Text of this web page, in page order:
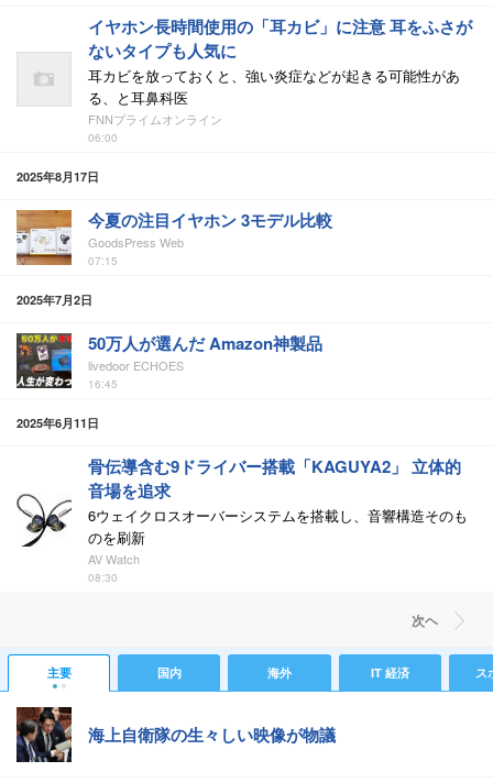
イヤホン長時間使用の「耳カビ」に注意 耳をふさが
ないタイプも人気に
耳カビを放っておくと、強い炎症などが起きる可能性があ
る、と耳鼻科医
FNNプライムオンライン
06:00
2025年8月17日
今夏の注目イヤホン 3モデル比較
GoodsPress Web
07:15
2025年7月2日
50万人が選んだ Amazon神製品
livedoor ECHOES
16:45
2025年6月11日
骨伝導含む9ドライバー搭載「KAGUYA2」 立体的
音場を追求
6ウェイクロスオーバーシステムを搭載し、音響構造そのも
のを刷新
AV Watch
08:30
次ヘ
主要 国内 海外 IT 経済 ス
海上自衛隊の生々しい映像が物議